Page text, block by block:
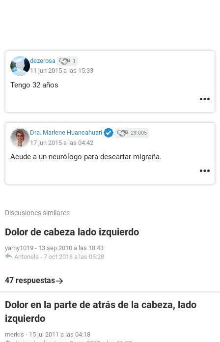
dezerosa 1
11 jun 2015 a las 15:33
Tengo 32 años
Dra. Marlene Huancahuari 29.005
17 jun 2015 a las 04:42
Acude a un neurólogo para descartar migraña.
Discusiones similares
Dolor de cabeza lado izquierdo
yamy1019 - 13 sep 2010 a las 18:43
Antonela - 7 oct 2018 a las 05:28
47 respuestas
Dolor en la parte de atrás de la cabeza, lado
izquierdo
merkis - 15 jul 2011 a las 04:18